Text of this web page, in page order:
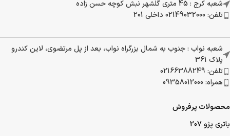
شعبه کرج : 45 متری گلشهر نبش کوچه حسن زاده
تلفن: 02149032000 داخلی 201
شعبه نواب : جنوب به شمال بزرگراه نواب، بعد از پل مرتضوی، لاین کندرو
پلاک 361
تلفن: 02166388249
همراه: 09358012000
محصولات پرفروش
باتری پژو 207